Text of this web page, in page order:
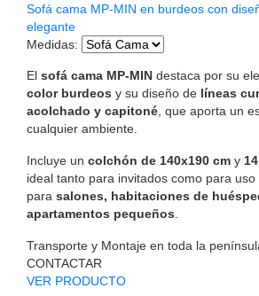
Sofá cama MP-MIN en burdeos con
elegante
Medidas:
El sofá cama MP-MIN destaca por su
color burdeos y su diseño de líneas
acolchado y capitoné , que aporta un
cualquier ambiente.
Incluye un colchón de 140x190 cm y
ideal tanto para invitados como para
para salones, habitaciones de
apartamentos pequeños
Transporte y Montaje en toda la
CONTACTAR
VER PRODUCTO